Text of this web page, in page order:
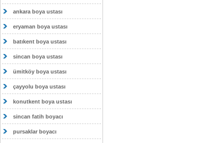
ankara boya ustası
eryaman boya ustası
batıkent boya ustası
sincan boya ustası
ümitköy boya ustası
çayyolu boya ustası
konutkent boya ustası
sincan fatih boyacı
pursaklar boyacı